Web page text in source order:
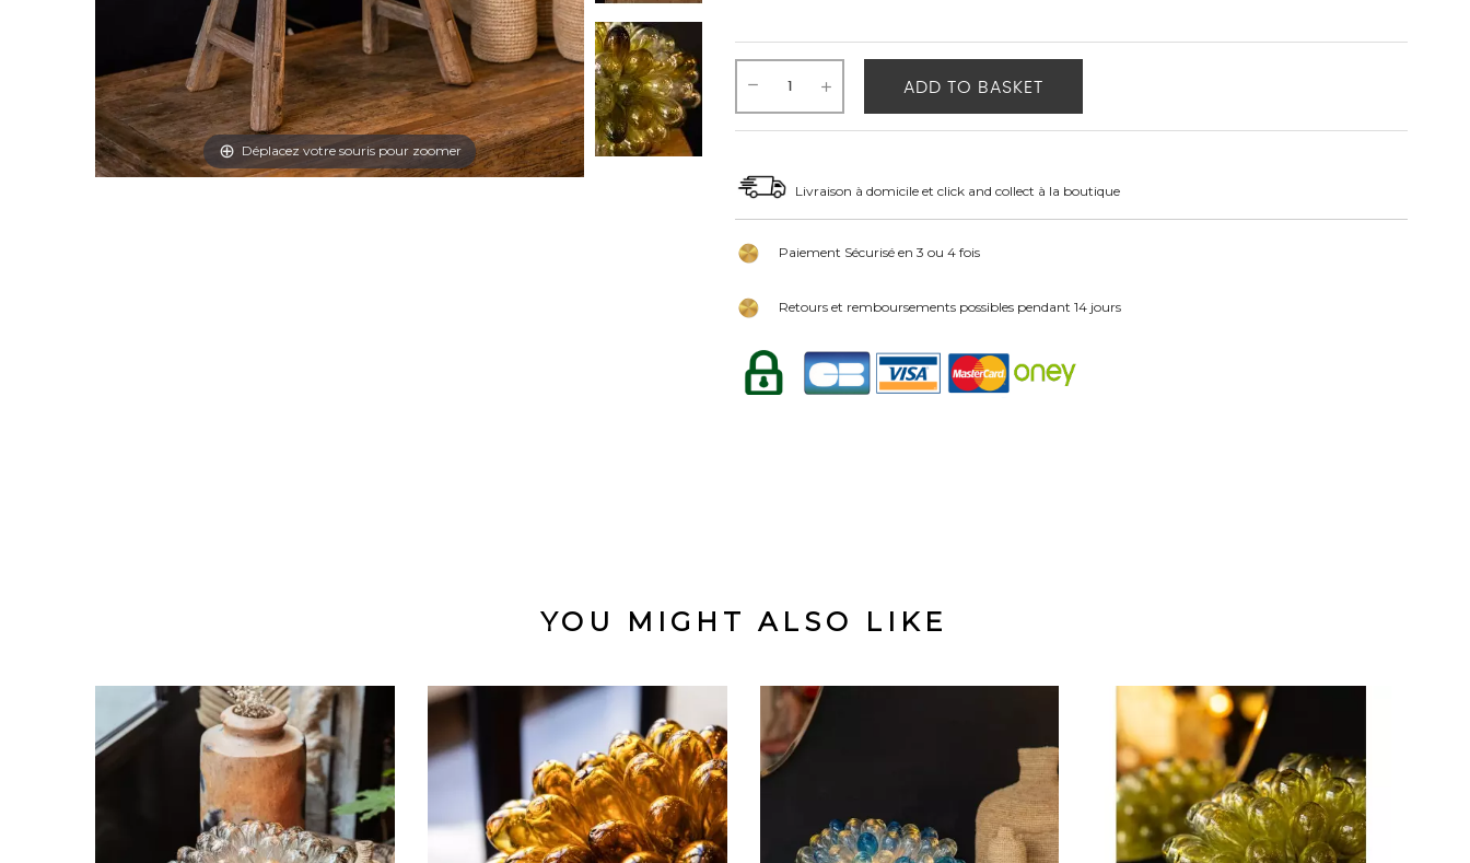
Déplacez votre souris pour zoomer
ADD TO BASKET
Livraison à domicile et click and collect à la boutique
Paiement Sécurisé en 3 ou 4 fois
Retours et remboursements possibles pendant 14 jours
YOU MIGHT ALSO LIKE